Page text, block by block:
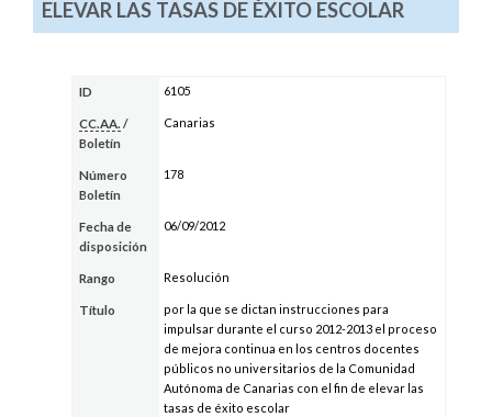
ELEVAR LAS TASAS DE ÉXITO ESCOLAR
ID 6105
CC.AA. /
Boletín
Canarias
Número
Boletín
178
Fecha de
disposición
06/09/2012
Rango Resolución
Título
por la que se dictan instrucciones para
impulsar durante el curso 2012-2013 el proceso
de mejora continua en los centros docentes
públicos no universitarios de la Comunidad
Autónoma de Canarias con el fin de elevar las
tasas de éxito escolar